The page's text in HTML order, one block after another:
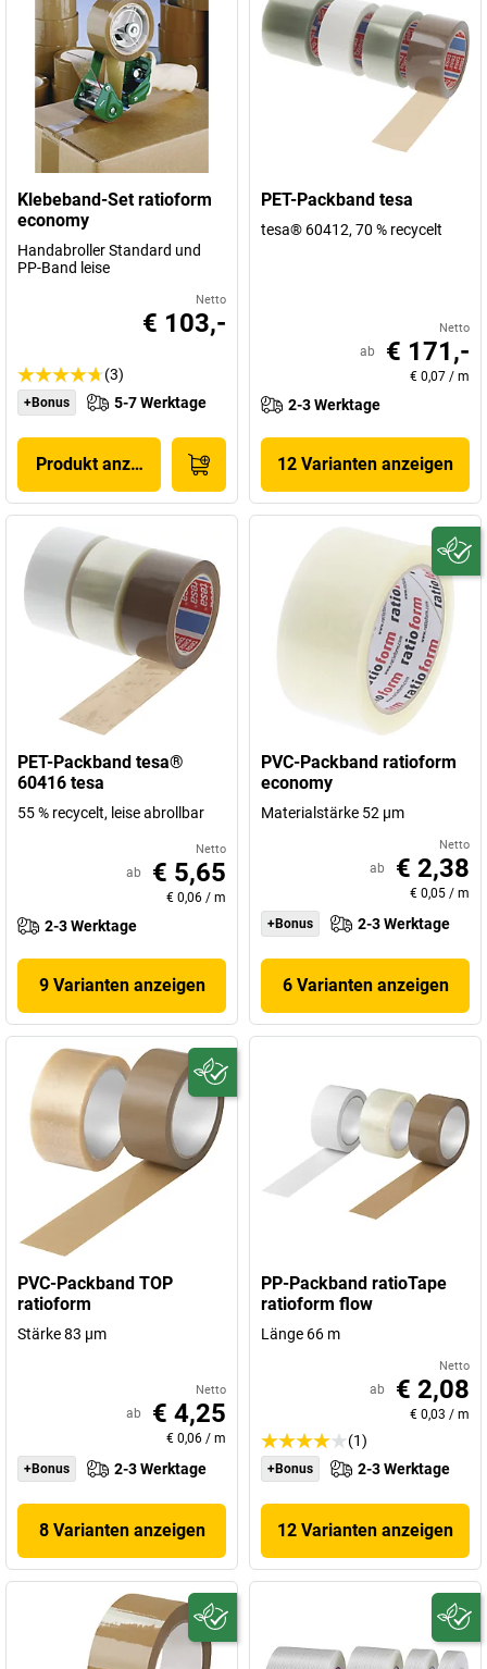
Klebeband-Set ratioform
economy
Handabroller Standard und
PP-Band leise
Netto
€ 103,-
(3)
+Bonus 5-7 Werktage
Produkt anzeigen
PET-Packband tesa
tesa® 60412, 70 % recycelt
Netto
ab € 171,-
€ 0,07 / m
2-3 Werktage
12 Varianten anzeigen
PET-Packband tesa®
60416 tesa
55 % recycelt, leise abrollbar
Netto
ab € 5,65
€ 0,06 / m
2-3 Werktage
9 Varianten anzeigen
PVC-Packband ratioform
economy
Materialstärke 52 µm
Netto
ab € 2,38
€ 0,05 / m
+Bonus
2-3 Werktage
6 Varianten anzeigen
PVC-Packband TOP
ratioform
Stärke 83 µm
Netto
ab € 4,25
€ 0,06 / m
+Bonus
2-3 Werktage
8 Varianten anzeigen
PP-Packband ratioTape
ratioform flow
Länge 66 m
Netto
ab € 2,08
€ 0,03 / m
(1)
+Bonus 2-3 Werktage
12 Varianten anzeigen